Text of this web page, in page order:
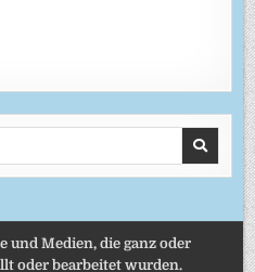
und Medien, die ganz oder
oder bearbeitet wurden.